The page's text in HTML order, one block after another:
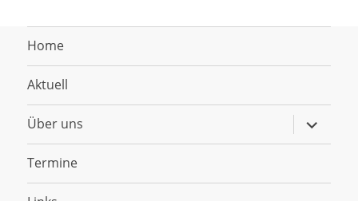
Home
Aktuell
Über uns anzeigen
Termine